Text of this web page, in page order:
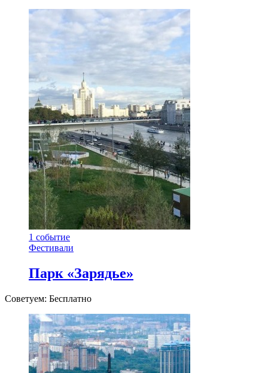
1 событие
Фестивали
Парк «Зарядье»
Советуем: Бесплатно